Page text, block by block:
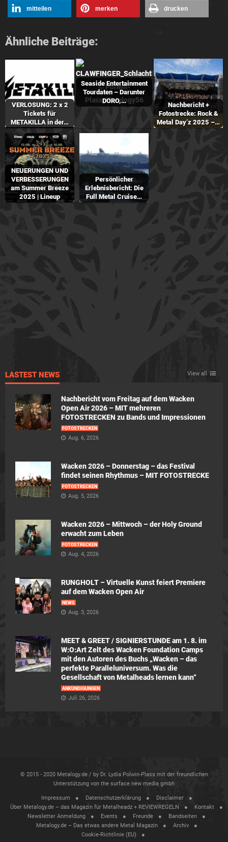
mitteilen merken drucken
Ähnliche Beiträge:
VERLOSUNG: 2 x 2
Tickets für
METAKILLA in der…
Seaside Entertainment
Tourdaten – Darunter
DORO,…
Nachbericht +
Fotostrecke: Rock &
Metal Day’z 2025 –…
NEUERUNGEN UND
VERBESSERUNGEN
am Summer Breeze
2025 | Lineup
Persönlicher
Erlebnisbericht: Die
Full Metal Cruise…
LASTEST NEWS View all
Nachbericht vom Freitag auf dem Wacken
Open Air 2026 – MIT mehreren
FOTOSTRECKEN zu Bands und Impressionen
FOTOSTRECKEN
Aug. 6, 2026
Wacken 2026 – Donnerstag – das Festival
findet seinen Rhythmus – MIT FOTOSTRECKE
FOTOSTRECKEN
Aug. 5, 2026
Wacken 2026 – Mittwoch – der Holy Ground
erwacht zum Leben
FOTOSTRECKEN
Aug. 4, 2026
RUNGHOLT – Virtuelle Kunst feiert Premiere
auf dem Wacken Open Air
NEWS
Aug. 3, 2026
MEET & GREET / SIGNIERSTUNDE am 1. 8. im
W:O:Art Zelt des Wacken Foundation Camps
mit den Autoren des Buchs „Wacken – das
perfekte Paralleluniversum. Was die
Gesellschaft von Metalheads lernen kann“
ANKÜNDIGUNGEN
Juli 26, 2026
© 2015 - 2020 Metalogy.de / by Dr. Lydia Polwin-Plass mit der freundlichen
Unterstützung von the surface new media gmbh
Impressum Datenschutzerklärung
Disclaimer
Über Metalogy.de – das Magazin für Metalheadz + REVIEWREGELN
Kontakt
Newsletter Anmeldung
Events Freunde
Bandseiten
Metalogy.de – Das etwas andere Metal Magazin
Archiv
Cookie-Richtlinie (EU)